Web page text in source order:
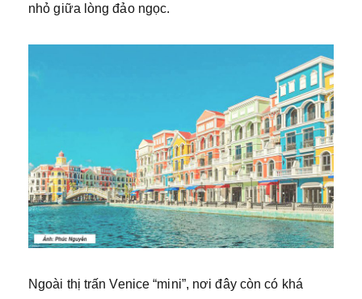
nhỏ giữa lòng đảo ngọc.
Ngoài thị trấn Venice “mini”, nơi đây còn có khá